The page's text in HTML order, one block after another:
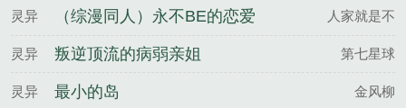
灵异
（综漫同人）永不BE的恋爱
游戏
人家就是不
灵异 叛逆顶流的病弱亲姐 第七星球
灵异 最小的岛 金风柳